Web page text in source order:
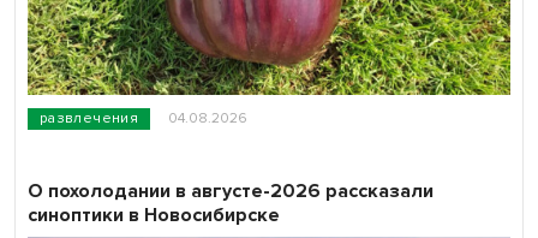
развлечения 04.08.2026
О похолодании в августе-2026 рассказали
синоптики в Новосибирске